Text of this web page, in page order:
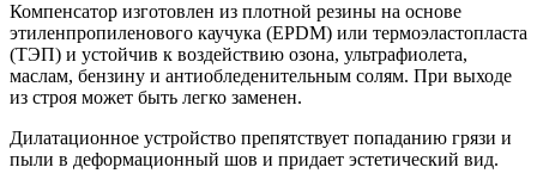
Компенсатор изготовлен из плотной резины на основе
этиленпропиленового каучука (EPDM) или термоэластопласта
(ТЭП) и устойчив к воздействию озона, ультрафиолета,
маслам, бензину и антиобледенительным солям. При выходе
из строя может быть легко заменен.
Дилатационное устройство препятствует попаданию грязи и
пыли в деформационный шов и придает эстетический вид.